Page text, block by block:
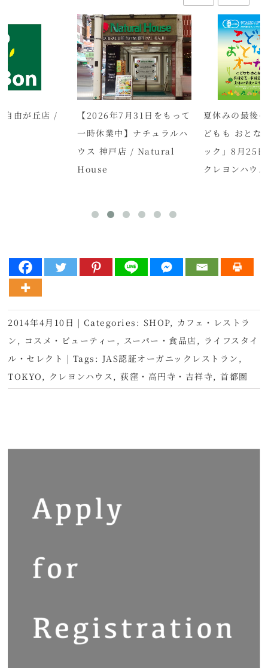
由が丘店 /
【2026年7月31日をもって
一時休業中】ナチュラルハ
ウス 神戸店 / Natural
House
夏休みの最後
どもも おとな
ック」8月25
クレヨンハウ
2014年4月10日 | Categories: SHOP, カフェ・レストラ
ン , コスメ・ビューティー , スーパー・食品店 , ライフスタイ
ル・セレクト | Tags: JAS認証オーガニックレストラン ,
TOKYO , クレヨンハウス ,荻窪・高円寺・吉祥寺 , 首都圏